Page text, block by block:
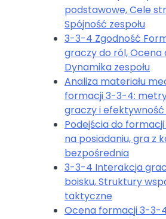
podstawowe, Cele
Spójność zespołu
3-3-4 Zgodność
graczy do ról, Ocena
Dynamika zespołu
Analiza materiału
formacji 3-3-4:
graczy i
Podejścia do
na posiadaniu, gra z
bezpośrednia
3-3-4 Interakcja
boisku, Struktury
taktyczne
Ocena formacji 3-3-